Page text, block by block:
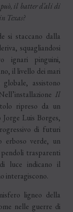
può, il batter d’ali di
Texas?
si staccano dalla
squagliandosi
ignari pinguini,
il livello dei mari
assistono
Il
ripreso da un
Luis Borges,
di futuri
erboso verde, un
trasparenti
luce indicano il
interagiscono.
ligneo della
nelle guerre di